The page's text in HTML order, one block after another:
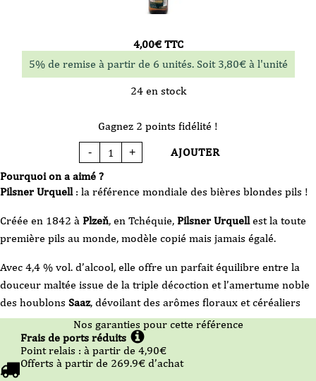
Pourquoi on a aimé ?
Pilsner Urquell: la référence mondiale des bières blondes pils !
Créée en 1842 à Plzeň, en Tchéquie, Pilsner Urquellest la toute
première pils au monde, modèle copié mais jamais égalé.
Avec 4,4 % vol. d’alcool, elle offre un parfait équilibre entre la
douceur maltée issue de la triple décoction et l’amertume noble
des houblons Saaz, dévoilant des arômes floraux et céréaliers
4,00€TTC
5% de remise à partir de 6 unités. Soit 3,80€à l'unité
24 en stock
Gagnez 2 points fidélité !
-
quantité
de
-
Pilsner
Urquell
-
33cl
-
VP
+ AJOUTER
Nos garanties pour cette référence
Frais de ports réduits
Point relais : à partir de 4,90€
Offerts à partir de 269.9€ d’achat